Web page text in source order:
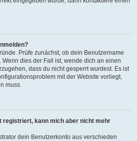
Prüfe zunächst, ob dein Benutzername
dies der Fall ist, wende dich an einen
dass du nicht gesperrt wurdest. Es ist
mit der Website vorliegt,
muss.
registriert, kann mich aber nicht mehr
dein Benutzerkonto aus verschieden